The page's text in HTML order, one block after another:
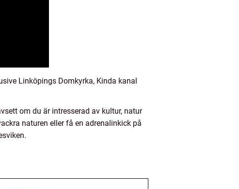
Linköpings Domkyrka, Kinda kanal
om du är intresserad av kultur, natur
naturen eller få en adrenalinkick på